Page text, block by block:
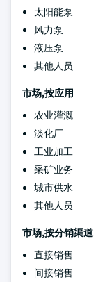
太阳能泵
风力泵
液压泵
其他人员
市场,按应用
农业灌溉
淡化厂
工业加工
采矿业务
城市供水
其他人员
市场,按分销渠道
直接销售
间接销售